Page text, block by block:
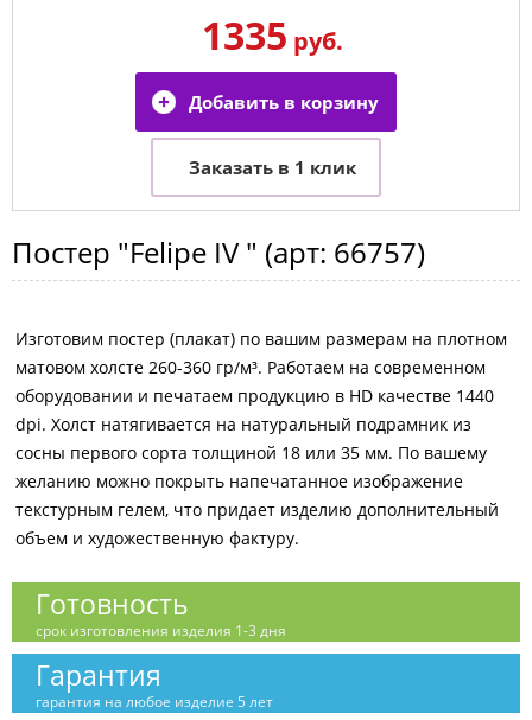
1335 руб.
Постер "Felipe IV " (арт: 66757)
Изготовим постер (плакат) по вашим размерам на плотном
матовом холсте 260-360 гр/м³. Работаем на современном
оборудовании и печатаем продукцию в HD качестве 1440
dpi. Холст натягивается на натуральный подрамник из
сосны первого сорта толщиной 18 или 35 мм. По вашему
желанию можно покрыть напечатанное изображение
текстурным гелем, что придает изделию дополнительный
объем и художественную фактуру.
Готовность
срок изготовления изделия 1-3 дня
Гарантия
гарантия на любое изделие 5 лет